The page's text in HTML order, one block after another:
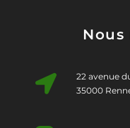
22 avenue
35000